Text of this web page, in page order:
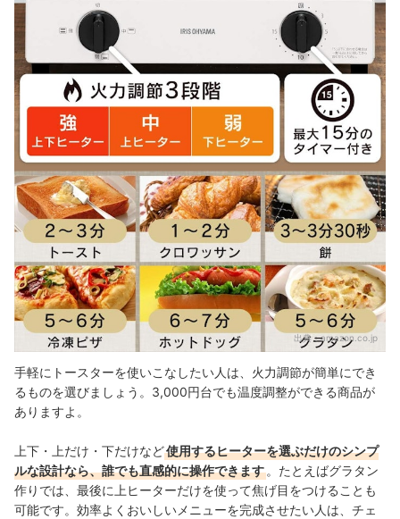
出典：amazon.co.jp
手軽にトースターを使いこなしたい人は、火力調節が簡単にでき
るものを選びましょう。3,000円台でも温度調整ができる商品が
ありますよ。
上下・上だけ・下だけなど使用するヒーターを選ぶだけのシンプ
ルな設計なら、誰でも直感的に操作できます。たとえばグラタン
作りでは、最後に上ヒーターだけを使って焦げ目をつけることも
可能です。効率よくおいしいメニューを完成させたい人は、チェ